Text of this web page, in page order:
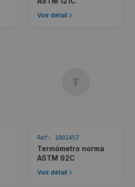
Voir détail
T
Ref: 1001457
Termómetro norma
ASTM 92C
Voir détail